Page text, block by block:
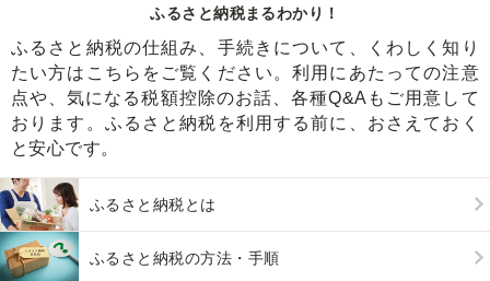
ふるさと納税まるわかり！
ふるさと納税の仕組み、手続きについて、くわしく知り
たい方はこちらをご覧ください。利用にあたっての注意
点や、気になる税額控除のお話、各種Q&Aもご用意して
おります。ふるさと納税を利用する前に、おさえておく
と安心です。
ふるさと納税とは
ふるさと納税の方法・手順